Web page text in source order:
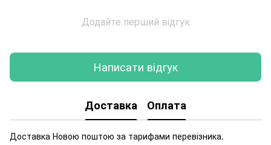
Додайте перший відгук
Написати відгук
Доставка Оплата
Доставка Новою поштою за тарифами перевізника.